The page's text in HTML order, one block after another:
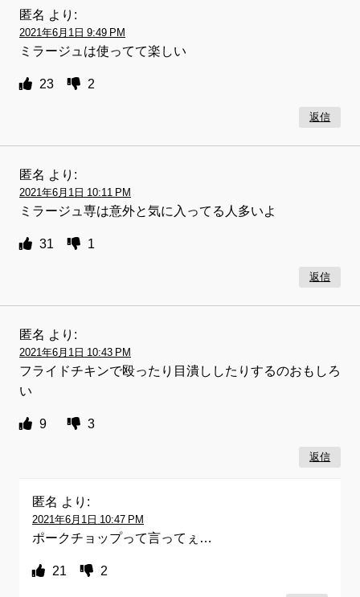
匿名 より:
2021年6月1日 9:49 PM
ミラージュは使ってて楽しい
23 2
返信
匿名 より:
2021年6月1日 10:11 PM
ミラージュ専は意外と気に入ってる人多いよ
31 1
返信
匿名 より:
2021年6月1日 10:43 PM
フライドチキンで殴ったり目潰ししたりするのおもしろ
い
9 3
返信
匿名 より:
2021年6月1日 10:47 PM
ポークチョップって言ってぇ…
21 2